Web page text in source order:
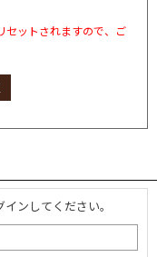
セットされますので、ご
ンしてください。